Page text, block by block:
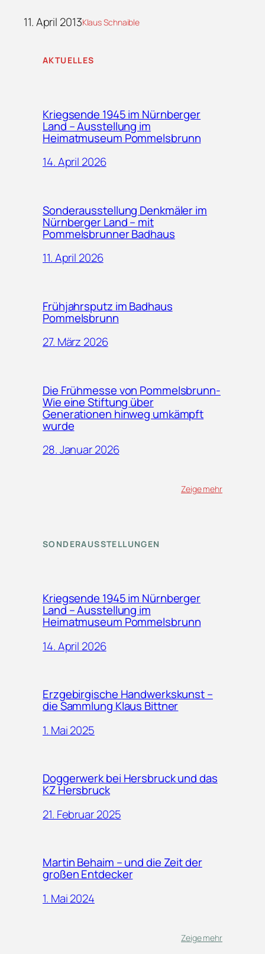
11. April 2013Klaus Schnaible
AKTUELLES
Kriegsende 1945 im Nürnberger
Land – Ausstellung im
Heimatmuseum Pommelsbrunn
14. April 2026
Sonderausstellung Denkmäler im
Nürnberger Land – mit
Pommelsbrunner Badhaus
11. April 2026
Frühjahrsputz im Badhaus
Pommelsbrunn
27. März 2026
Die Frühmesse von Pommelsbrunn-
Wie eine Stiftung über
Generationen hinweg umkämpft
wurde
28. Januar 2026
Zeige mehr
SONDERAUSSTELLUNGEN
Kriegsende 1945 im Nürnberger
Land – Ausstellung im
Heimatmuseum Pommelsbrunn
14. April 2026
Erzgebirgische Handwerkskunst –
die Sammlung Klaus Bittner
1. Mai 2025
Doggerwerk bei Hersbruck und das
KZ Hersbruck
21. Februar 2025
Martin Behaim – und die Zeit der
großen Entdecker
1. Mai 2024
Zeige mehr